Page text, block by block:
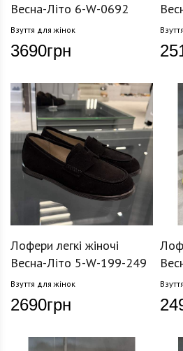
Весна-Літо 6-W-0692
Взуття для жінок
3690грн
Лофери легкі жіночі
Весна-Літо 5-W-199-249
Взуття для жінок
2690грн